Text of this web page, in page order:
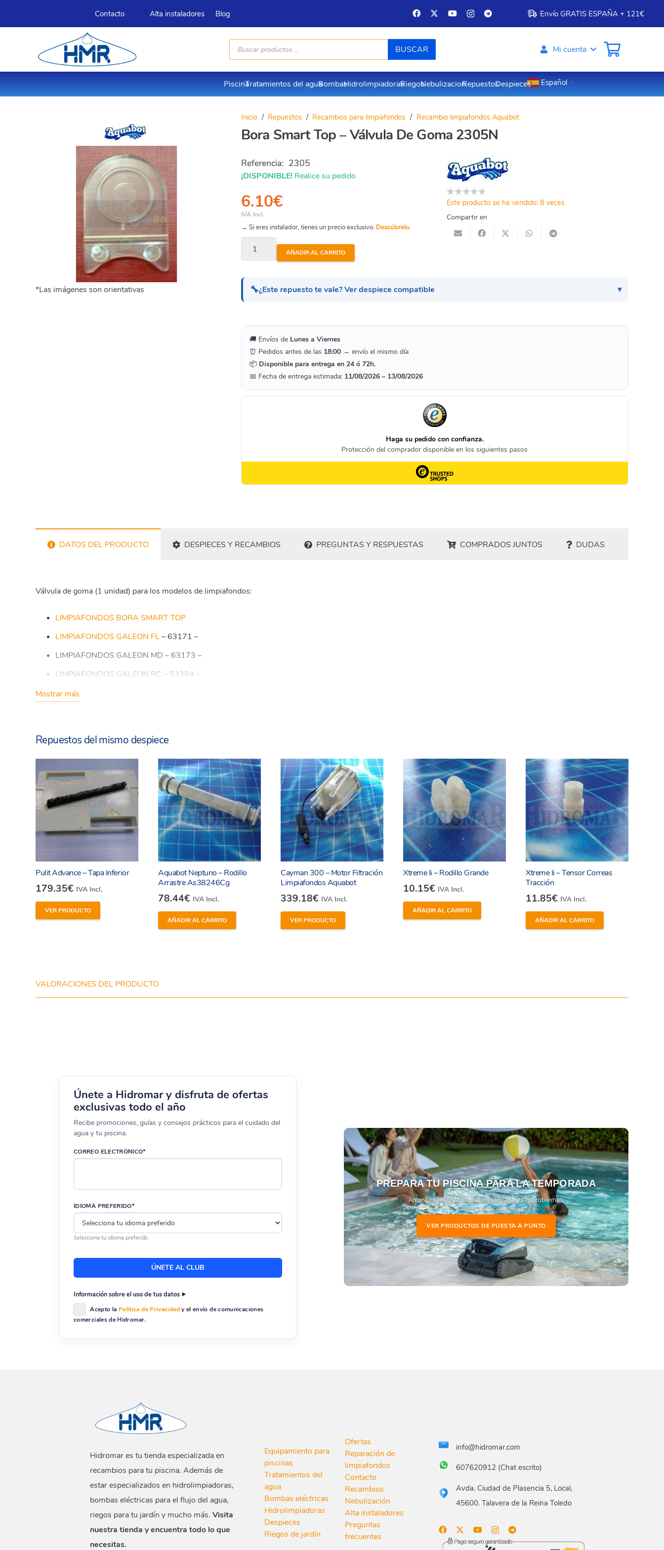
Contacto Alta instaladores Blog Envío GRATIS ESPAÑA + 121€
Búsqueda
productos
BUSCAR Mi cuenta
PiscinaTratamientos del aguaBombasHidrolimpiadorasRiegosNebulizacionRepuestosDespieces Español ▼
*Las imágenes son orientativas
Inicio / Repuestos / Recambios para limpiafondos / Recambio limpiafondos Aquabot
Bora Smart Top – Válvula De Goma 2305N
Referencia: 2305
¡DISPONIBLE!Realice su pedido
6.10€
IVA Incl.
→ Si eres instalador, tienes un precio exclusivo. Descúbrelo.
Bora
Smart
Válvula
Goma
2305N
cantidad
AÑADIR AL CARRITO
Este producto se ha vendido: 8 veces
Compartir en
🔧¿Este repuesto te vale? Ver despiece compatible
🚚 Envíos de Lunes a Viernes
⏰ Pedidos antes de las 18:00→ envío el mismo día
📦 Disponible para entrega en 24 ó 72h.
📅 Fecha de entrega estimada: 11/08/2026 – 13/08/2026
DATOS DEL PRODUCTO DESPIECES Y RECAMBIOS PREGUNTAS Y RESPUESTAS COMPRADOS JUNTOS DUDAS
Válvula de goma (1 unidad) para los modelos de limpiafondos:
LIMPIAFONDOS BORA SMART TOP
LIMPIAFONDOS GALEON FL– 63171 –
LIMPIAFONDOS GALEON MD – 63173 –
LIMPIAFONDOS GALEON RC – 53384 –
LIMPIAFONDOS PULIT ADVANCE 3 PLUS
LIMPIAFONDOS ULTRA 125 – 60165 –
LIMPIAFONDOS ULTRA 250 – 60140 –
LIMPIAFONDOS CLIMBING ULTRA 500 – 66015 –
LIMPIAFONDOS CTX TYPHOON 4 – 66019 –
LIMPIAFONDOS TYPHOON JUNIOR
LIMPIAFONDOS KAYAC FUTURE PLUS 2W
LIMPIAFONDOS GLADIATOR
LIMPIAFONDOS HURRICANE 3
LIMPIAFONDOS HURRICANE 5
– Pinche en el nombre del limpiafondos para acceder al despiece completo –
Mostrar más
Repuestos del mismo despiece
Pulit Advance – Tapa Inferior
179.35€ IVA Incl.
VER PRODUCTO
Aquabot Neptuno – Rodillo
Arrastre As38246Cg
78.44€ IVA Incl.
AÑADIR AL CARRITO
Cayman 300 – Motor Filtración
Limpiafondos Aquabot
339.18€ IVA Incl.
VER PRODUCTO
Xtreme Ii – Rodillo Grande
10.15€ IVA Incl.
AÑADIR AL CARRITO
Xtreme Ii – Tensor Correas
Tracción
11.85€ IVA Incl.
AÑADIR AL CARRITO
VALORACIONES DEL PRODUCTO
Únete a Hidromar y disfruta de ofertas
exclusivas todo el año
Recibe promociones, guías y consejos prácticos para el cuidado del
agua y tu piscina.
CORREO ELECTRÓNICO*
IDIOMA PREFERIDO*
Selecciona tu idioma preferido.
Información sobre el uso de tus datos
Acepto la Política de Privacidady el envío de comunicaciones
comerciales de Hidromar.
PREPARA TU PISCINA PARA LA TEMPORADA
Arranca con agua limpia, equilibrada y sin problemas.
VER PRODUCTOS DE PUESTA A PUNTO
Hidromar es tu tienda especializada en
recambios para tu piscina. Además de
estar especializados en hidrolimpiadoras,
bombas eléctricas para el flujo del agua,
riegos para tu jardín y mucho más. Visita
nuestra tienda y encuentra todo lo que
necesitas.
Equipamiento para
piscinas
Tratamientos del
agua
Bombas eléctricas
Hidrolimpiadoras
Despieces
Riegos de jardín
Ofertas
Reparación de
limpiafondos
Contacto
Recambios
Nebulización
Alta instaladores
Preguntas
frecuentes
info@hidromar.com
607620912 (Chat escrito)
Avda. Ciudad de Plasencia 5, Local,
45600. Talavera de la Reina Toledo